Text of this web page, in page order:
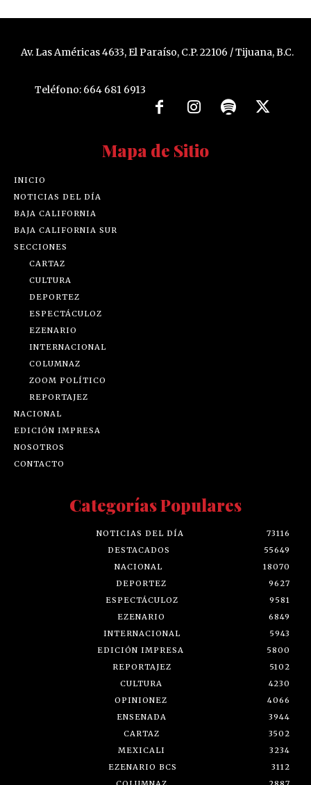
Av. Las Américas 4633, El Paraíso, C.P. 22106 / Tijuana, B.C.
Teléfono: 664 681 6913
Mapa de Sitio
INICIO
NOTICIAS DEL DÍA
BAJA CALIFORNIA
BAJA CALIFORNIA SUR
SECCIONES
CARTAZ
CULTURA
DEPORTEZ
ESPECTÁCULOZ
EZENARIO
INTERNACIONAL
COLUMNAZ
ZOOM POLÍTICO
REPORTAJEZ
NACIONAL
EDICIÓN IMPRESA
NOSOTROS
CONTACTO
Categorías Populares
NOTICIAS DEL DÍA
73116
DESTACADOS
55649
NACIONAL
18070
DEPORTEZ
9627
ESPECTÁCULOZ
9581
EZENARIO
6849
INTERNACIONAL
5943
EDICIÓN IMPRESA
5800
REPORTAJEZ
5102
CULTURA
4230
OPINIONEZ
4066
ENSENADA
3944
CARTAZ
3502
MEXICALI
3234
EZENARIO BCS
3112